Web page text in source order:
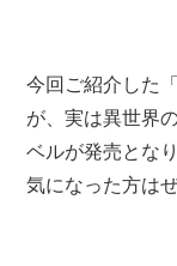
今回ご紹介した
が、実は異世界
ベルが発売となり
気になった方は